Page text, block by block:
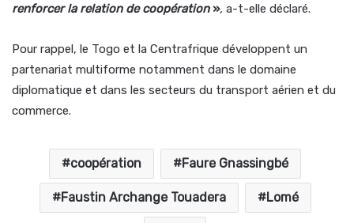
renforcer la relation de coopération », a-t-elle déclaré.
Pour rappel, le Togo et la Centrafrique développent un
partenariat multiforme notamment dans le domaine
diplomatique et dans les secteurs du transport aérien et du
commerce.
coopération Faure Gnassingbé
Faustin Archange Touadera Lomé